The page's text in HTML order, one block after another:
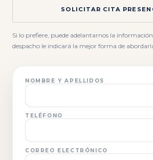
SOLICITAR CITA
Si lo prefiere, puede adelantarnos la
despacho le indicará la mejor forma de
NOMBRE Y APELLIDOS
TELÉFONO
CORREO ELECTRÓNICO